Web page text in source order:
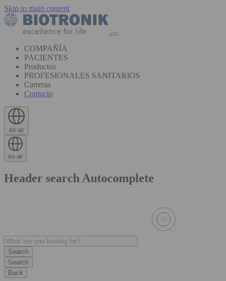
Skip to main content
COMPAÑÍA
PACIENTES
Productos
PROFESIONALES SANITARIOS
Carreras
Contacto
es-ar
es-ar
Header search Autocomplete
Search
Back